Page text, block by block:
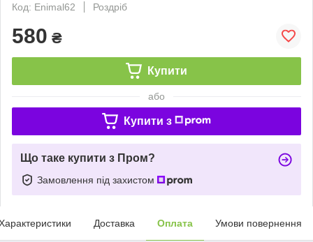
Код: Enimal62
Роздріб
580 ₴
Купити
або
Купити з
Що таке купити з Пром?
Замовлення під захистом
Доставка Оплата Умови повернення